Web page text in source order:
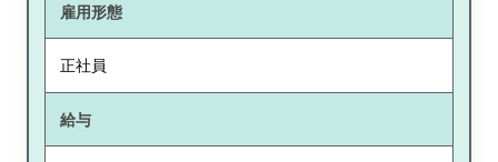
雇用形態
正社員
給与